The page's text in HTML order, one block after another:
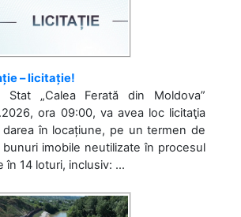
– licitație!
Stat „Calea Ferată din Moldova”
ora 09:00, va avea loc licitaţia
în locațiune, pe un termen de
bunuri imobile neutilizate în procesul
14 loturi, inclusiv: ...